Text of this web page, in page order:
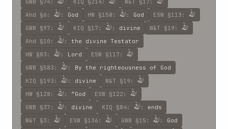
GWB §74 : KIQ §214 : W&T §17 :
Ahd §6 : اللّه : God HW §158 : اللّه : God ESW §113 : اللّه
GWB §97 : اللّه KIQ §17 : اللّه : divine W&T §19 : اللّه
Ahd §10 : اللّه : the divine Testator
HW §83 : اللّه : Lord ESW §117 : اللّه
GWB §583 : اللّه : By the righteousness of God
KIQ §193 : اللّه : divine W&T §19 : اللّه
HW §128 : اللّه : “God ESW §122 : اللّه
GWB §37 : اللّه : divine KIQ §84 : اللّه : ends
W&T §3 : اللّه ESW §136 : اللّه GWB §15 : اللّه : God